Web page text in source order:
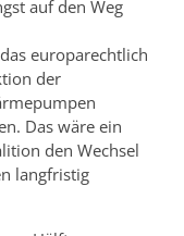
auf den Weg
europarechtlich
der
Das wäre ein
den Wechsel
langfristig